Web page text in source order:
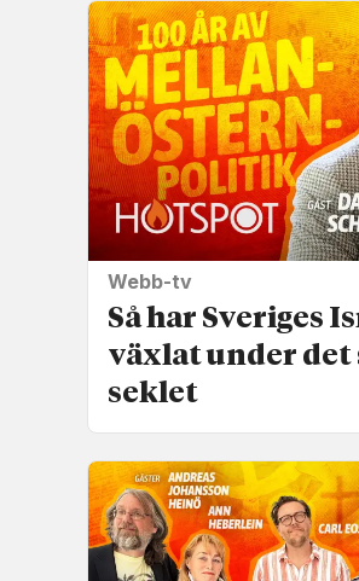
Webb-tv
Så har Sveriges
växlat under det
seklet